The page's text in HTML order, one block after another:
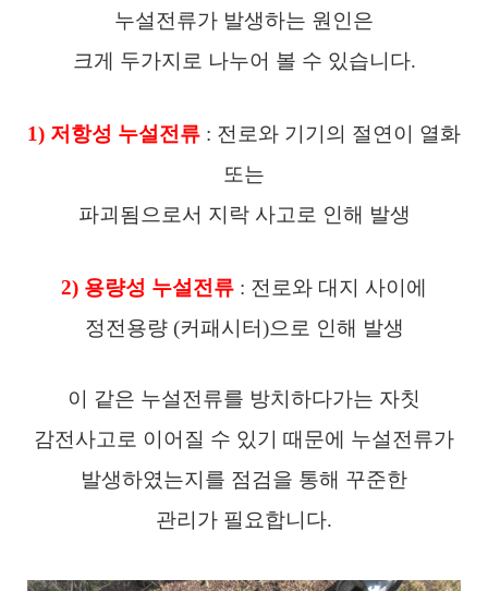
누설전류가 발생하는 원인은
크게 두가지로 나누어 볼 수 있습니다.
1) 저항성 누설전류 : 전로와 기기의 절연이 열화
또는
파괴됨으로서 지락 사고로 인해 발생
2) 용량성 누설전류 : 전로와 대지 사이에
정전용량 (커패시터)으로 인해 발생
이 같은 누설전류를 방치하다가는 자칫
감전사고로 이어질 수 있기 때문에 누설전류가
발생하였는지를 점검을 통해 꾸준한
관리가 필요합니다.